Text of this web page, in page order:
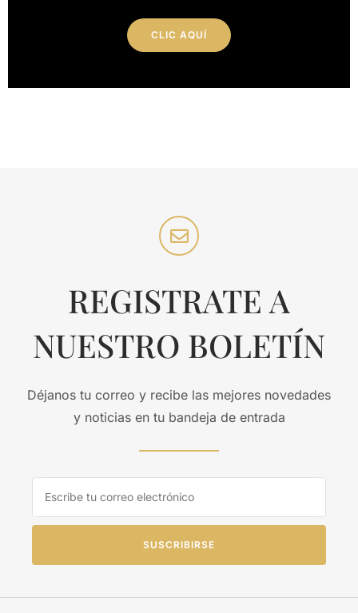
CLIC AQUÍ
REGISTRATE A
NUESTRO BOLETÍN
Déjanos tu correo y recibe las mejores novedades
y noticias en tu bandeja de entrada
SUSCRIBIRSE